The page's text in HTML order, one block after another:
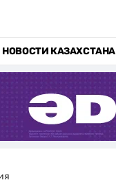
НОВОСТИ КАЗАХСТАНА